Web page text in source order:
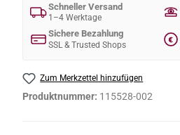
Schneller Versand
1–4 Werktage
Sichere Bezahlung
SSL & Trusted Shops
€
Zum Merkzettel hinzufügen
Produktnummer: 115528-002